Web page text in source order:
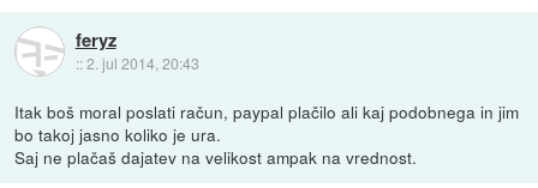
feryz
::2. jul 2014, 20:43
Itak boš moral poslati račun, paypal plačilo ali kaj podobnega in jim
bo takoj jasno koliko je ura.
Saj ne plačaš dajatev na velikost ampak na vrednost.